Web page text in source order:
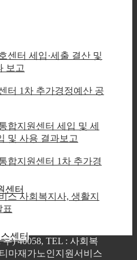
센터
센터
센터 세입·세출 결산 및
보고
터 1차 추가경정예산 공
합지원센터 세입 및 세
및 사용 결과보고
합지원센터 1차 추가경
스 사회복지사, 생활지
표
) 40058, TEL : 사회복
마재가노인지원서비스